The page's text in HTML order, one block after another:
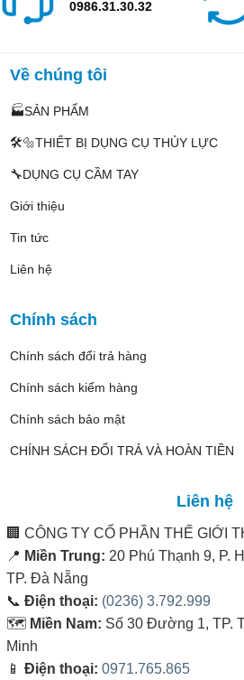
0986.31.30.32
Về chúng tôi
🏭SẢN PHẨM
🛠️🔩THIẾT BỊ DỤNG CỤ THỦY LỰC
🔧DỤNG CỤ CẦM TAY
Giới thiệu
Tin tức
Liên hệ
Chính sách
Chính sách đổi trả hàng
Chính sách kiểm hàng
Chính sách bảo mật
CHÍNH SÁCH ĐỔI TRẢ VÀ HOÀN TIỀN
Liên hệ
🏢 CÔNG TY CỔ PHẦN THẾ GIỚI
📍 Miền Trung: 20 Phú Thạnh 9, P.
TP. Đà Nẵng
📞 Điện thoại: (0236) 3.792.999
🗺️ Miền Nam: Số 30 Đường 1, TP.
Minh
📱 Điện thoại: 0971.765.865